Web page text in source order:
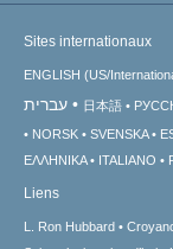
Sites internationaux
ENGLISH (US/
עברית 日本語
NORSK
SVENSKA
ΕΛΛΗΝΙΚA
ITALIANO
Liens
L. Ron Hubbard